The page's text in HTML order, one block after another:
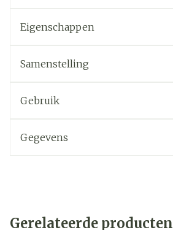
Eigenschappen
Samenstelling
Gebruik
Gegevens
Gerelateerde producten